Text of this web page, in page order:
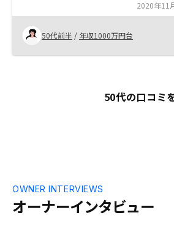
2020年11
50代前半 / 年収1000万円台
50代の口コミ
オーナーインタビュー
OWNER INTERVIEWS